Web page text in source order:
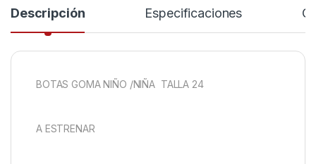
Descripción Especificaciones
BOTAS GOMA NIÑO /NIÑA TALLA 24
A ESTRENAR